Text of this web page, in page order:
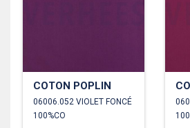
COTON POPLIN
06006.052 VIOLET FONCÉ
100%CO